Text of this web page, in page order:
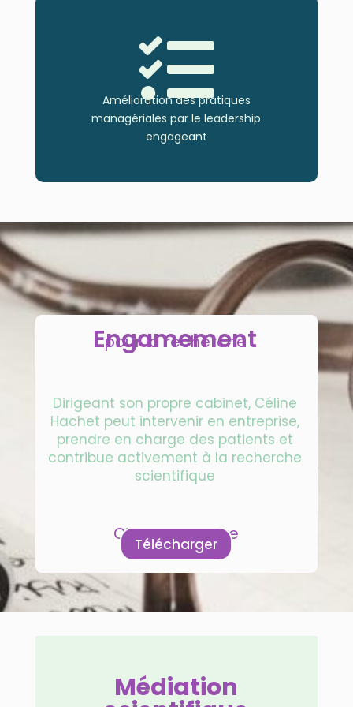

Amélioration des pratiques
managériales par le leadership
engageant
Engamement
pour la recherche
Dirigeant son propre cabinet, Céline
Hachet peut intervenir en entreprise,
prendre en charge des patients et
contribue activement à la recherche
scientifique
CV Universitaire
Télécharger
Médiation